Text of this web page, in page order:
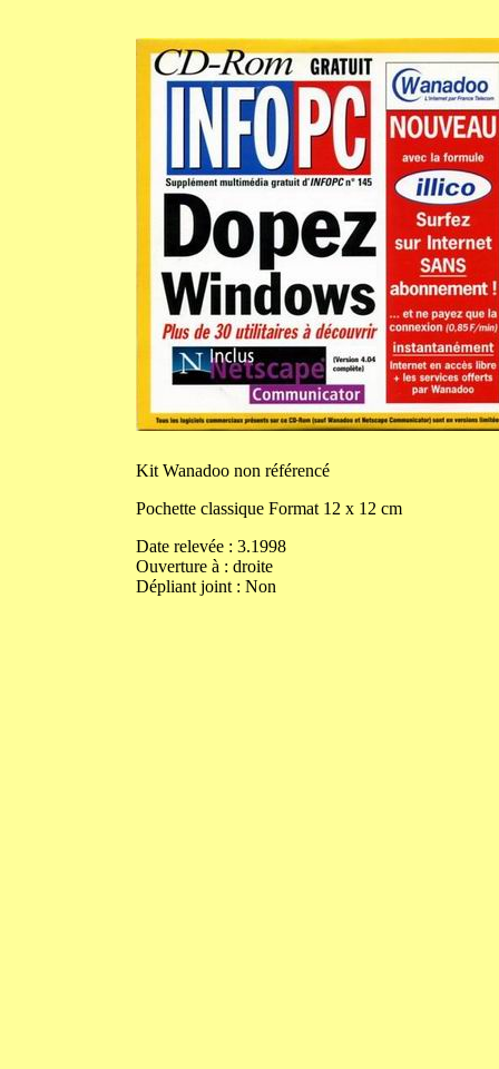
Kit Wanadoo non référencé
Pochette classique Format 12 x 12 cm
Date relevée : 3.1998
Ouverture à : droite
Dépliant joint : Non